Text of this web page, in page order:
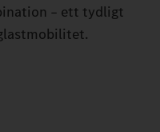
– ett tydligt